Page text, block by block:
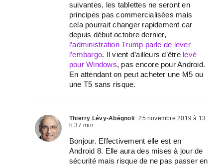
suivantes, les tablettes ne seront en
principes pas commercialisées mais
cela pourrait changer rapidement car
depuis début octobre dernier,
l’administration Trump parle de lever
l’embargo. Il vient d’ailleurs d’être levé
pour Windows, pas encore pour Android.
En attendant on peut acheter une M5 ou
une T5 sans risque.
Thierry Lévy-Abégnoli 25 novembre 2019 à 13
h 37 min
Bonjour. Effectivement elle est en
Android 8. Elle aura des mises à jour de
sécurité mais risque de ne pas passer en